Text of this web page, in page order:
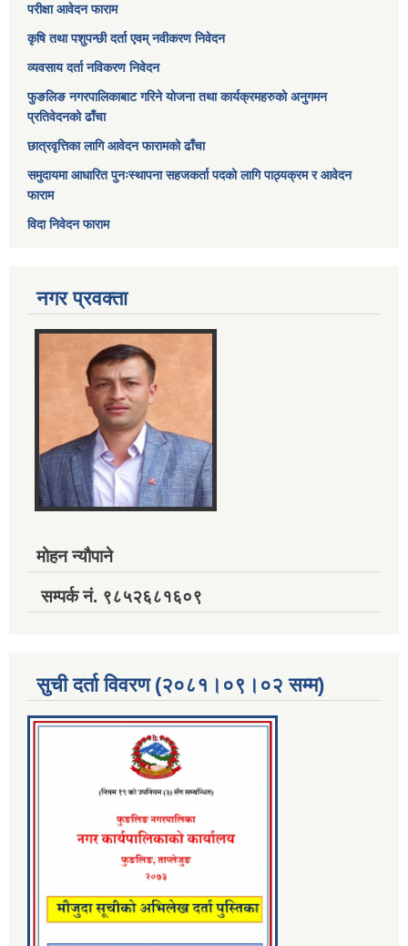
परीक्षा आवेदन फाराम
कृषि तथा पशुपन्छी दर्ता एवम् नवीकरण निवेदन
व्यवसाय दर्ता नविकरण निवेदन
फुङलिङ नगरपालिकाबाट गरिने योजना तथा कार्यक्रमहरुको अनुगमन
प्रतिवेदनको ढाँचा
छात्रवृत्तिका लागि आवेदन फारामको ढाँचा
समुदायमा आधारित पुनःस्थापना सहजकर्ता पदको लागि पाठ्यक्रम र आवेदन
फाराम
विदा निवेदन फाराम
नगर प्रवक्ता
मोहन न्यौपाने
सम्पर्क नं. ९८५२६८१६०९
सुची दर्ता विवरण (२०८१।०९।०२ सम्म)